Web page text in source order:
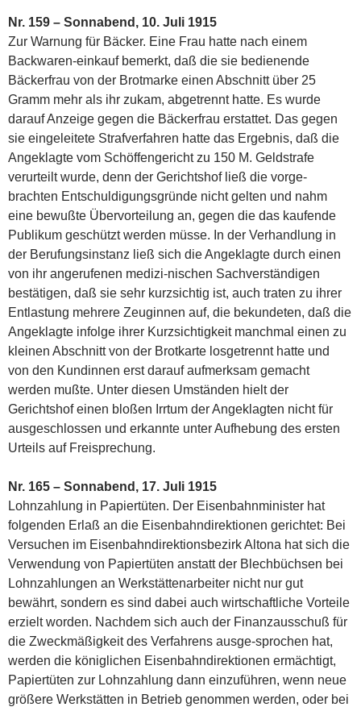
Nr. 159 – Sonnabend, 10. Juli 1915
Zur Warnung für Bäcker. Eine Frau hatte nach einem
Backwaren-einkauf bemerkt, daß die sie bedienende
Bäckerfrau von der Brotmarke einen Abschnitt über 25
Gramm mehr als ihr zukam, abgetrennt hatte. Es wurde
darauf Anzeige gegen die Bäckerfrau erstattet. Das gegen
sie eingeleitete Strafverfahren hatte das Ergebnis, daß die
Angeklagte vom Schöffengericht zu 150 M. Geldstrafe
verurteilt wurde, denn der Gerichtshof ließ die vorge-
brachten Entschuldigungsgründe nicht gelten und nahm
eine bewußte Übervorteilung an, gegen die das kaufende
Publikum geschützt werden müsse. In der Verhandlung in
der Berufungsinstanz ließ sich die Angeklagte durch einen
von ihr angerufenen medizi-nischen Sachverständigen
bestätigen, daß sie sehr kurzsichtig ist, auch traten zu ihrer
Entlastung mehrere Zeuginnen auf, die bekundeten, daß die
Angeklagte infolge ihrer Kurzsichtigkeit manchmal einen zu
kleinen Abschnitt von der Brotkarte losgetrennt hatte und
von den Kundinnen erst darauf aufmerksam gemacht
werden mußte. Unter diesen Umständen hielt der
Gerichtshof einen bloßen Irrtum der Angeklagten nicht für
ausgeschlossen und erkannte unter Aufhebung des ersten
Urteils auf Freisprechung.
Nr. 165 – Sonnabend, 17. Juli 1915
Lohnzahlung in Papiertüten. Der Eisenbahnminister hat
folgenden Erlaß an die Eisenbahndirektionen gerichtet: Bei
Versuchen im Eisenbahndirektionsbezirk Altona hat sich die
Verwendung von Papiertüten anstatt der Blechbüchsen bei
Lohnzahlungen an Werkstättenarbeiter nicht nur gut
bewährt, sondern es sind dabei auch wirtschaftliche Vorteile
erzielt worden. Nachdem sich auch der Finanzausschuß für
die Zweckmäßigkeit des Verfahrens ausge-sprochen hat,
werden die königlichen Eisenbahndirektionen ermächtigt,
Papiertüten zur Lohnzahlung dann einzuführen, wenn neue
größere Werkstätten in Betrieb genommen werden, oder bei